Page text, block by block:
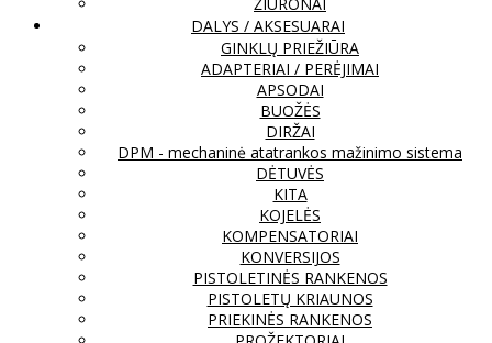
DALYS / AKSESUARAI
GINKLŲ PRIEŽIŪRA
ADAPTERIAI / PERĖJIMAI
APSODAI
BUOŽĖS
DIRŽAI
DPM - mechaninė atatrankos mažinimo sistema
DĖTUVĖS
KITA
KOJELĖS
KOMPENSATORIAI
KONVERSIJOS
PISTOLETINĖS RANKENOS
PISTOLETŲ KRIAUNOS
PRIEKINĖS RANKENOS